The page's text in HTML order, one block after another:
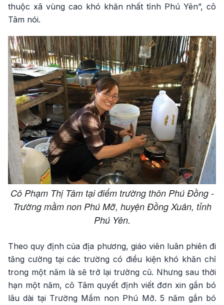
thuộc xã vùng cao khó khăn nhất tỉnh Phú Yên”, cô
Tâm nói.
Cô Phạm Thị Tâm tại điểm trường thôn Phú Đồng -
Trường mầm non Phú Mỡ, huyện Đồng Xuân, tỉnh
Phú Yên.
Theo quy định của địa phương, giáo viên luân phiên đi
tăng cường tại các trường có điều kiện khó khăn chỉ
trong một năm là sẽ trở lại trường cũ. Nhưng sau thời
hạn một năm, cô Tâm quyết định viết đơn xin gắn bó
lâu dài tại Trường Mầm non Phú Mỡ. 5 năm gắn bó